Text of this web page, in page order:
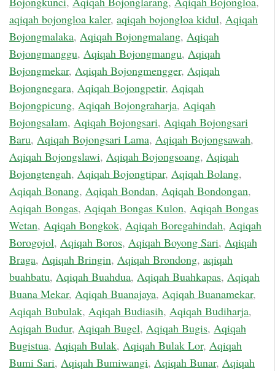
aqiqah bojongloa kaler, aqiqah bojongloa kidul, Aqiqah
Bojongmalaka, Aqiqah Bojongmalang, Aqiqah
Bojongmanggu, Aqiqah Bojongmangu, Aqiqah
Bojongmekar, Aqiqah Bojongmengger, Aqiqah
Bojongnegara, Aqiqah Bojongpetir, Aqiqah
Bojongpicung, Aqiqah Bojongraharja, Aqiqah
Bojongsalam, Aqiqah Bojongsari, Aqiqah Bojongsari
Baru, Aqiqah Bojongsari Lama, Aqiqah Bojongsawah,
Aqiqah Bojongslawi, Aqiqah Bojongsoang, Aqiqah
Bojongtengah, Aqiqah Bojongtipar, Aqiqah Bolang,
Aqiqah Bonang, Aqiqah Bondan, Aqiqah Bondongan,
Aqiqah Bongas, Aqiqah Bongas Kulon, Aqiqah Bongas
Wetan, Aqiqah Bongkok, Aqiqah Boregahindah, Aqiqah
Borogojol, Aqiqah Boros, Aqiqah Boyong Sari, Aqiqah
Braga, Aqiqah Bringin, Aqiqah Brondong, aqiqah
buahbatu, Aqiqah Buahdua, Aqiqah Buahkapas, Aqiqah
Buana Mekar, Aqiqah Buanajaya, Aqiqah Buanamekar,
Aqiqah Bubulak, Aqiqah Budiasih, Aqiqah Budiharja,
Aqiqah Budur, Aqiqah Bugel, Aqiqah Bugis, Aqiqah
Bugistua, Aqiqah Bulak, Aqiqah Bulak Lor, Aqiqah
Bumi Sari, Aqiqah Bumiwangi, Aqiqah Bunar, Aqiqah